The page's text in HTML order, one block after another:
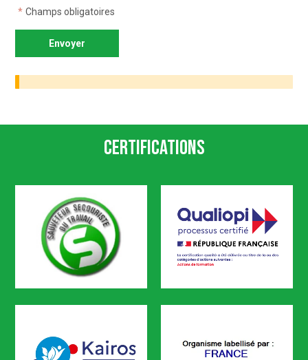
* Champs obligatoires
Certifications
SST Qualiopi